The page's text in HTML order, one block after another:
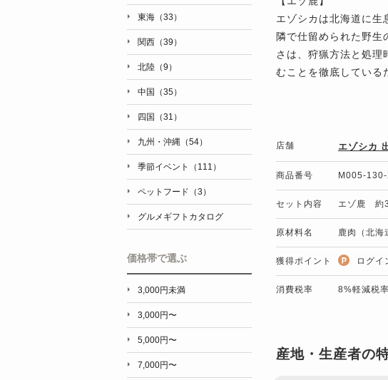
エゾシカは北海道に生
隣で仕留められた野生
さは、狩猟方法と処理
むことを徹底している
店舗 エゾシカ
商品番号 M005-
セット内容 エゾ鹿 約
原材料名 鹿肉（北海
獲得ポイント ログイ
消費税率 8%軽減税率
産地・生産者の
東海（33）
関西（39）
北陸（9）
中国（35）
四国（31）
九州・沖縄（54）
季節イベント（111）
ペットフード（3）
グルメギフトカタログ
価格帯で選ぶ
3,000円未満
3,000円〜
5,000円〜
7,000円〜